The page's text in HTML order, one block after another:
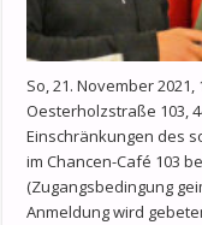
So, 21. November
Oesterholzstraße 103,
Einschränkungen des
im Chancen-Café 103
(Zugangsbedingung
Anmeldung wird